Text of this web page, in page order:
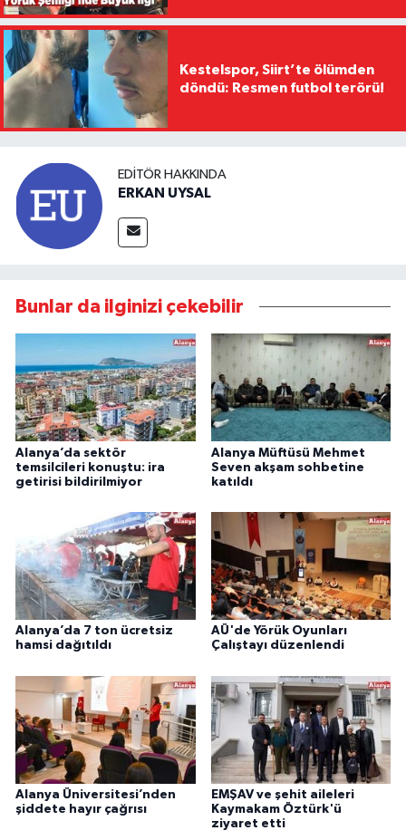
Kestelspor, Siirt’te ölümden
döndü: Resmen futbol terörü!
EDITÖR HAKKINDA
ERKAN UYSAL
Bunlar da ilginizi çekebilir
Alanya’da sektör
temsilcileri konuştu: ira
getirisi bildirilmiyor
Alanya Müftüsü Mehmet
Seven akşam sohbetine
katıldı
Alanya’da 7 ton ücretsiz
hamsi dağıtıldı
AÜ'de Yörük Oyunları
Çalıştayı düzenlendi
Alanya Üniversitesi’nden
şiddete hayır çağrısı
EMŞAV ve şehit aileleri
Kaymakam Öztürk'ü
ziyaret etti